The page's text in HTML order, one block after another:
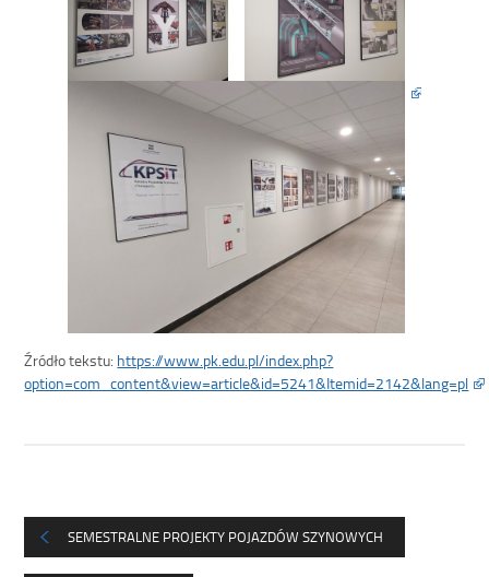
Źródło tekstu: https://www.pk.edu.pl/index.php?
option=com_content&view=article&id=5241&Itemid=2142&lang=pl
SEMESTRALNE PROJEKTY POJAZDÓW SZYNOWYCH